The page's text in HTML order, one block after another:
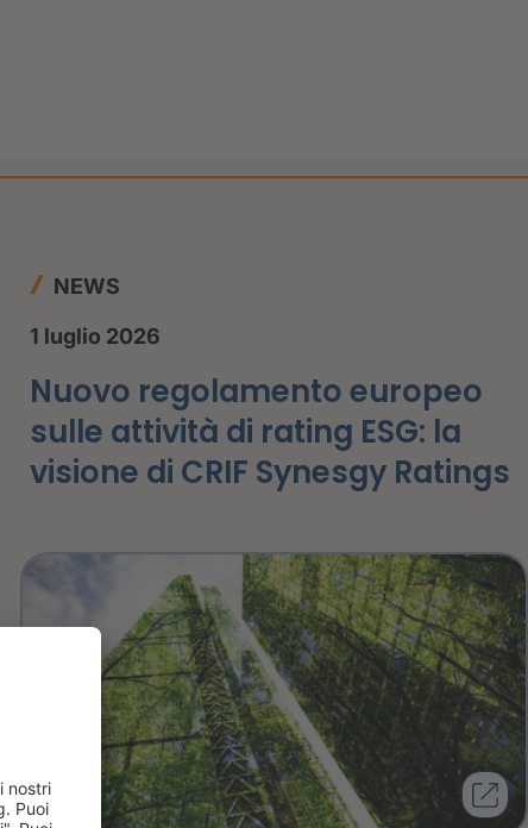
NEWS
1 luglio 2026
Nuovo regolamento europeo
sulle attività di rating ESG: la
visione di CRIF Synesgy Ratings